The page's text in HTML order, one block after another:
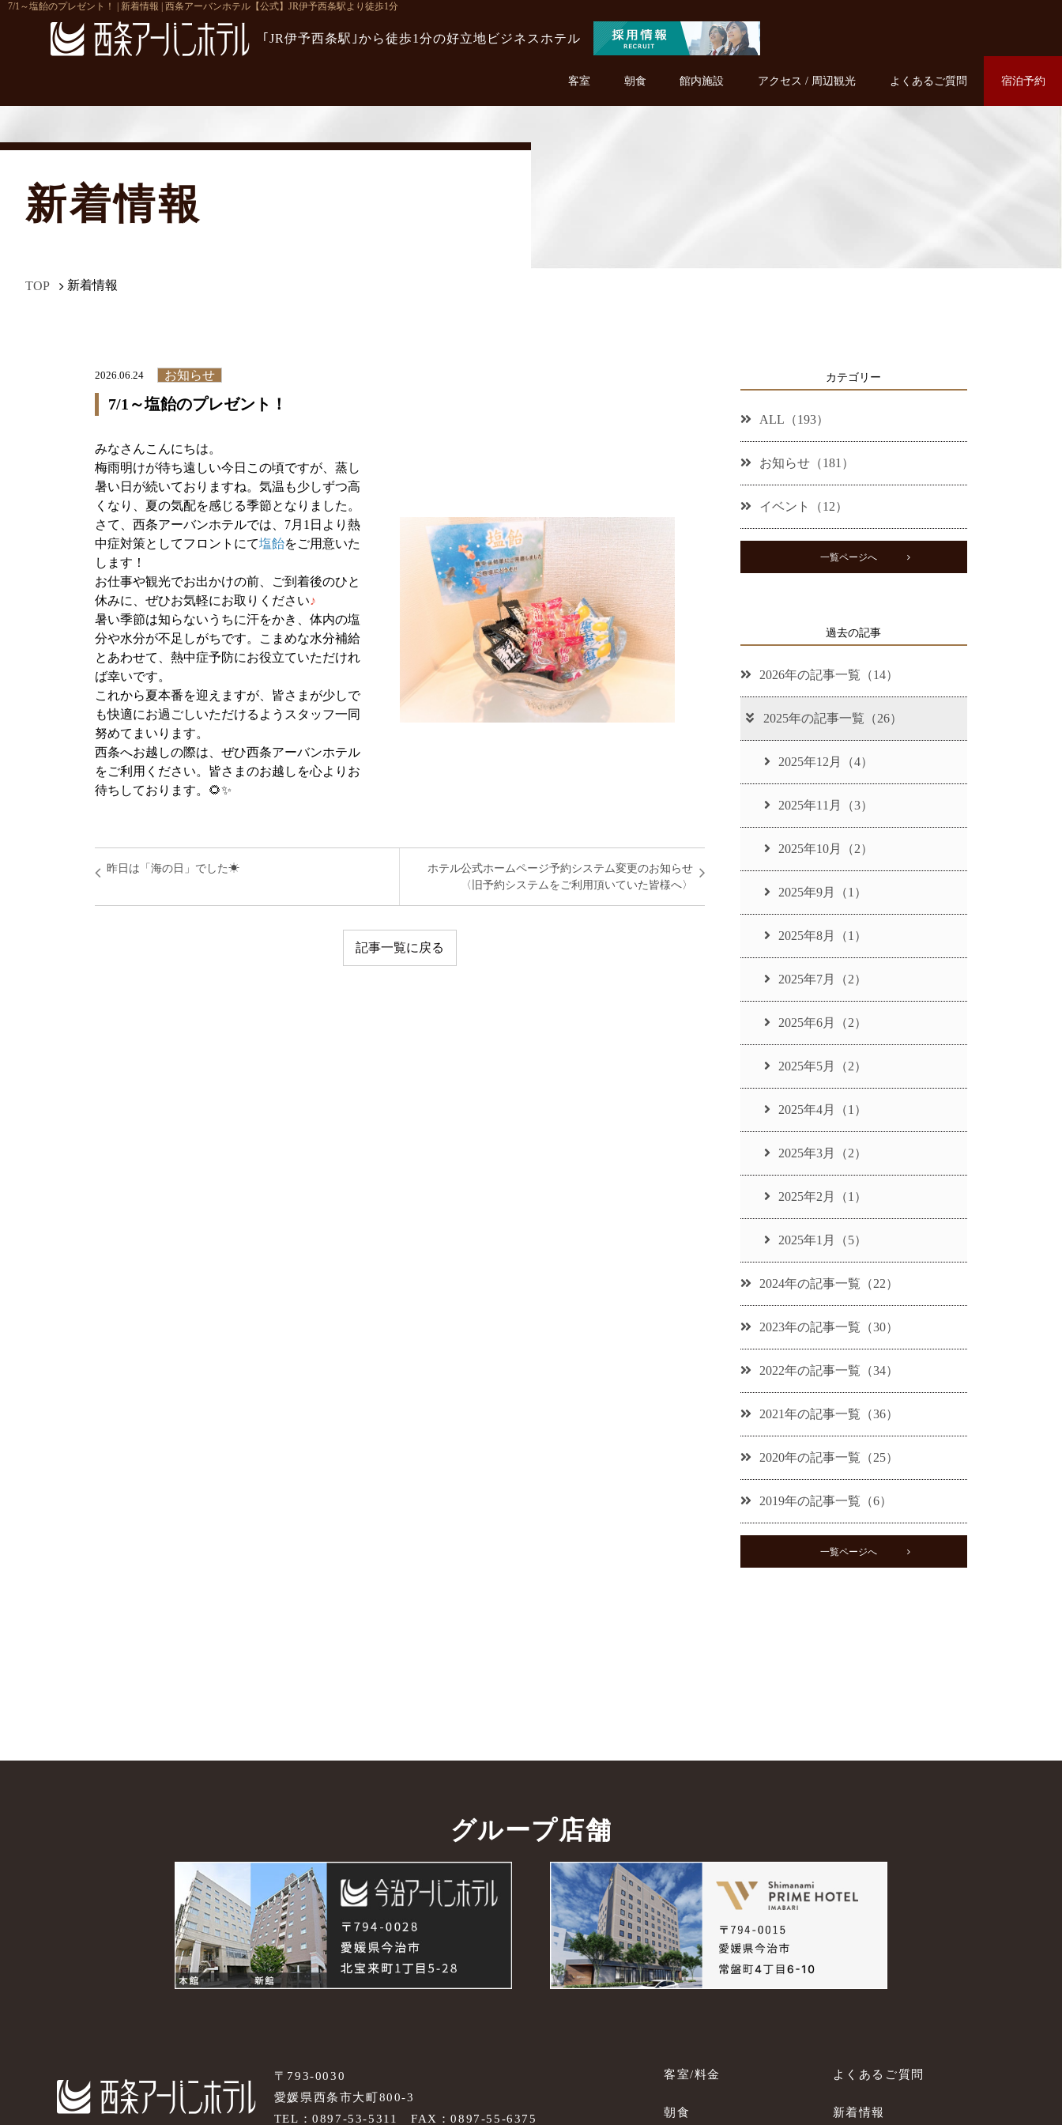
7/1～塩飴のプレゼント！ | 新着情報 | 西条アーバンホテル【公式】JR伊予西条駅より徒歩1分
｢JR伊予西条駅｣から徒歩1分の好立地ビジネスホテル
客室 朝食 館内施設 アクセス / 周辺観光 よくあるご質問 宿泊予約
新着情報
TOP 新着情報
2026.06.24 お知らせ
7/1～塩飴のプレゼント！
みなさんこんにちは。
梅雨明けが待ち遠しい今日この頃ですが、蒸し
暑い日が続いておりますね。気温も少しずつ高
くなり、夏の気配を感じる季節となりました。
さて、西条アーバンホテルでは、7月1日より熱
中症対策としてフロントにて塩飴をご用意いた
します！
お仕事や観光でお出かけの前、ご到着後のひと
休みに、ぜひお気軽にお取りください♪
暑い季節は知らないうちに汗をかき、体内の塩
分や水分が不足しがちです。こまめな水分補給
とあわせて、熱中症予防にお役立ていただけれ
ば幸いです。
これから夏本番を迎えますが、皆さまが少しで
も快適にお過ごしいただけるようスタッフ一同
努めてまいります。
西条へお越しの際は、ぜひ西条アーバンホテル
をご利用ください。皆さまのお越しを心よりお
待ちしております。🌻✨
昨日は「海の日」でした☀
ホテル公式ホームページ予約システム変更のお知らせ
〈旧予約システムをご利用頂いていた皆様へ〉
記事一覧に戻る
カテゴリー
ALL（193）
お知らせ（181）
イベント（12）
一覧ページへ
過去の記事
2026年の記事一覧（14）
2025年の記事一覧（26）
2025年12月（4）
2025年11月（3）
2025年10月（2）
2025年9月（1）
2025年8月（1）
2025年7月（2）
2025年6月（2）
2025年5月（2）
2025年4月（1）
2025年3月（2）
2025年2月（1）
2025年1月（5）
2024年の記事一覧（22）
2023年の記事一覧（30）
2022年の記事一覧（34）
2021年の記事一覧（36）
2020年の記事一覧（25）
2019年の記事一覧（6）
一覧ページへ
グループ店舗
〒793-0030
愛媛県西条市大町800-3
TEL：0897-53-5311 FAX：0897-55-6375
客室/料金
朝食
よくあるご質問
新着情報